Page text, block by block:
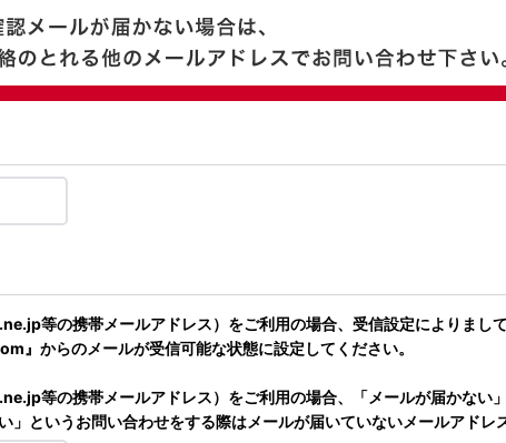
等の携帯メールアドレス）をご利用の場合、受信設定によりまし
』からのメールが受信可能な状態に設定してください。
等の携帯メールアドレス）をご利用の場合、「メールが届かない
というお問い合わせをする際はメールが届いていないメールアドレ